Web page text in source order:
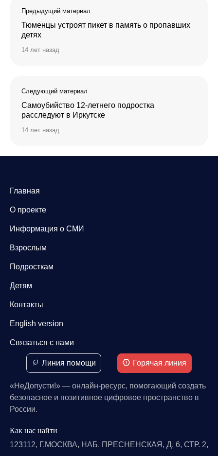
Предыдущий материал
Тюменцы устроят пикет в память о пропавших
детях
14 лет назад
Следующий материал
Самоубийство 12-летнего подростка
расследуют в Иркутске
14 лет назад
Главная
О проекте
Информация о СМИ
Взрослым
Подросткам
Детям
Контакты
English version
Связаться с нами
Линия помощи Горячая линия
«НеДопусти!» — онлайн-ресурс, помогающий создать
безопасное и позитивное цифровое пространство в
России.
Как нас найти
123112, Г.МОСКВА, НАБ. ПРЕСНЕНСКАЯ, Д. 6, СТР. 2,